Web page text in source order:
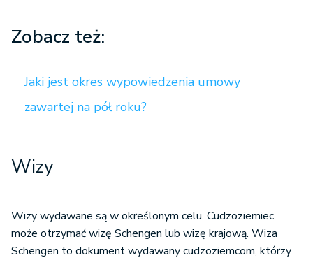
Zobacz też:
Jaki jest okres wypowiedzenia umowy
zawartej na pół roku?
Wizy
Wizy wydawane są w określonym celu. Cudzoziemiec
może otrzymać wizę Schengen lub wizę krajową. Wiza
Schengen to dokument wydawany cudzoziemcom, którzy